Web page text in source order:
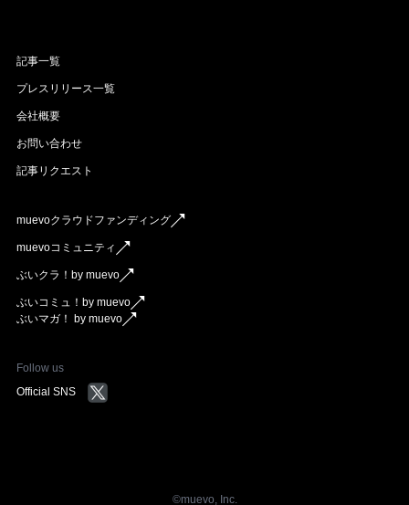
記事一覧
プレスリリース一覧
会社概要
お問い合わせ
記事リクエスト
muevoクラウドファンディング
muevoコミュニティ
ぶいクラ！by muevo
ぶいコミュ！by muevo
ぶいマガ！ by muevo
Follow us
Official SNS
©︎muevo, Inc.